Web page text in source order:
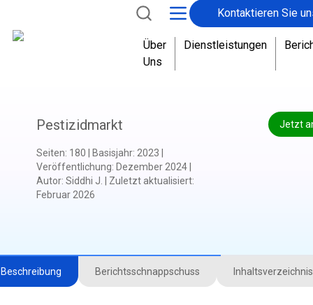
Kontaktieren Sie
Über
Uns
Dienstleistungen
Jetzt
Pestizidmarkt
Seiten: 180 Basisjahr: 2023
Veröffentlichung: Dezember 2024|
Autor: Siddhi J. Zuletzt aktualisiert:
Februar 2026
Beschreibung Berichtsschnappschuss Inhaltsverzeichnis